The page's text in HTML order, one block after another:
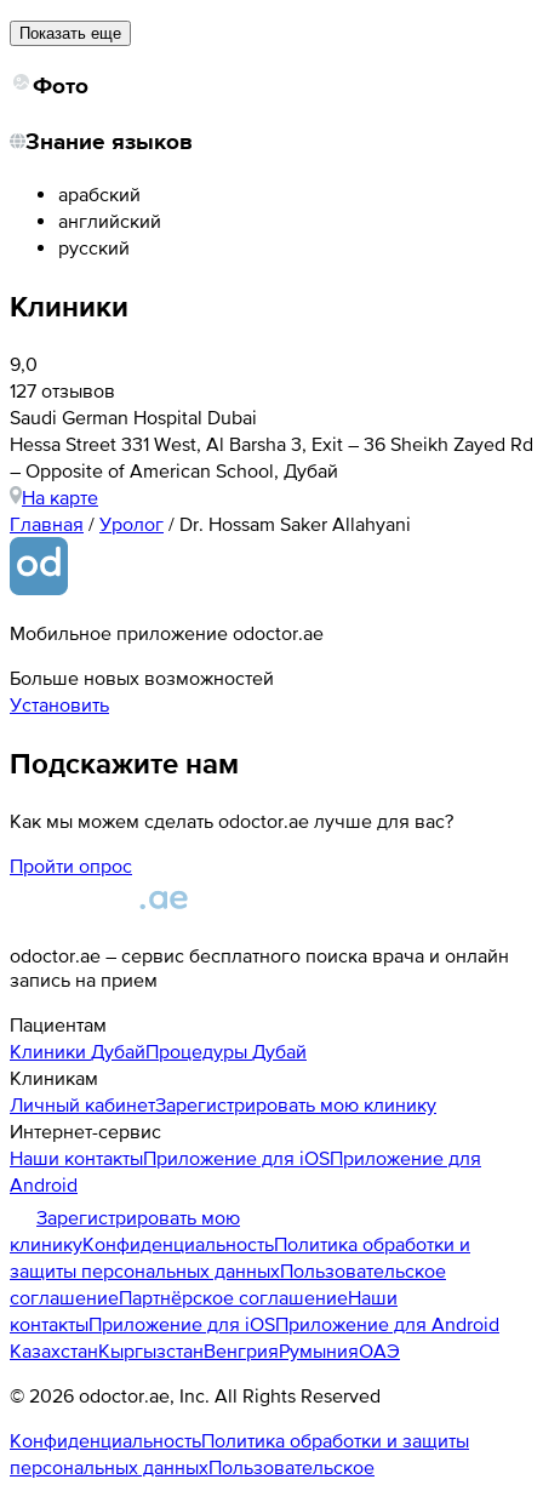
Показать еще
Фото
Знание языков
арабский
английский
русский
Клиники
9,0
127 отзывов
Saudi German Hospital Dubai
Hessa Street 331 West, Al Barsha 3, Exit – 36 Sheikh Zayed Rd
– Opposite of American School, Дубай
На карте
Главная / Уролог / Dr. Hossam Saker Allahyani
Мобильное приложение odoctor.ae
Больше новых возможностей
Установить
Подскажите нам
Как мы можем сделать odoctor.ae лучше для вас?
Пройти опрос
odoctor.ae – сервис бесплатного поиска врача и онлайн
запись на прием
Пациентам
Клиники ДубайПроцедуры Дубай
Клиникам
Личный кабинетЗарегистрировать мою клинику
Интернет-сервис
Наши контактыПриложение для iOSПриложение для
Android
Зарегистрировать мою
клиникуКонфиденциальностьПолитика обработки и
защиты персональных данныхПользовательское
соглашениеПартнёрское соглашениеНаши
контактыПриложение для iOSПриложение для Android
КазахстанКыргызстанВенгрияРумынияОАЭ
© 2026 odoctor.ae, Inc. All Rights Reserved
КонфиденциальностьПолитика обработки и защиты
персональных данныхПользовательское